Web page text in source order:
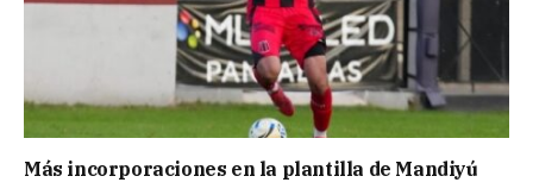
Más incorporaciones en la plantilla de Mandiyú